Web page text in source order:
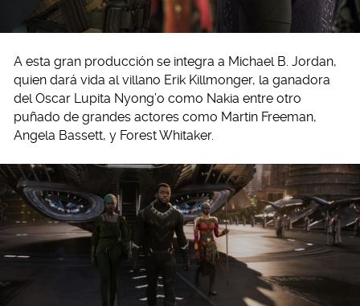
A esta gran producción se integra a Michael B. Jordan,
quien dará vida al villano Erik Killmonger, la ganadora
del Oscar Lupita Nyong’o como Nakia entre otro
puñado de grandes actores como Martin Freeman,
Angela Bassett, y Forest Whitaker.